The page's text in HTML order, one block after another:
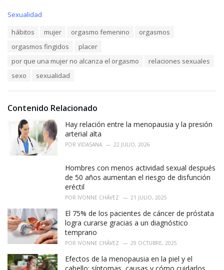
C
:
Sexualidad
hábitos mujer orgasmo femenino
orgasmos
orgasmos fingidos
placer
por que una mujer no alcanza el orgasmo
relaciones sexuales
sexo
sexualidad
Contenido Relacionado
Hay relación entre la menopausia y la presión
arterial alta
POR VIDASANA 22 JULIO, 2026
Hombres con menos actividad sexual después
de 50 años aumentan el riesgo de disfunción
eréctil
POR IVONNE CHÁVEZ 21 JULIO, 2025
El 75% de los pacientes de cáncer de próstata
logra curarse gracias a un diagnóstico
temprano
POR IVONNE CHÁVEZ 29 OCTUBRE, 2025
Efectos de la menopausia en la piel y el
cabello: síntomas, causas y cómo cuidarlos